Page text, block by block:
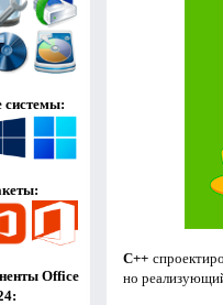
системы:
Office
C++
но